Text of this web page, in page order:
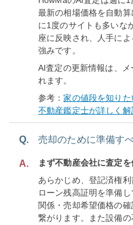
最新の相場価格を自動
に1度のサイトも多いな
座に反映され、人手に
強みです。
AI査定の更新情報は、
れます。
参考：家の値段を知り
不動産鑑定士が詳しく解
Q. 売却のために準備す
A.
まず不動産会社に査定を
あらかじめ、登記済権
ローン残高証明を準備
関係・売却希望価格の
繋がります。また設備